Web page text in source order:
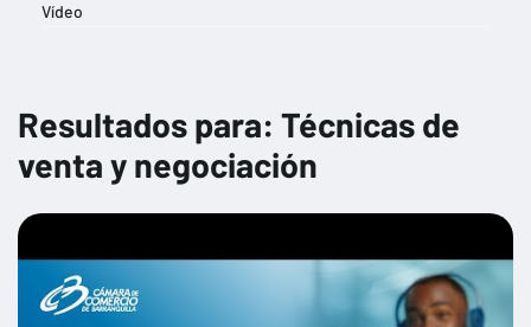
Gestión eficiente de inventarios
Herramientas digitales para la productividad
Impacto de las nuevas regulaciones en diferentes sectores
Marketing Digital
Normativas y regulaciones de comercio exterior
Vídeo
Resultados para: Técnicas de
venta y negociación